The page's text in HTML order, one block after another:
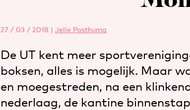
27 / 03 / 2018 | Jelle Posthuma
De UT kent meer
boksen, alles is mogelijk. Maar
en moegestreden, na een
nederlaag, de kantine